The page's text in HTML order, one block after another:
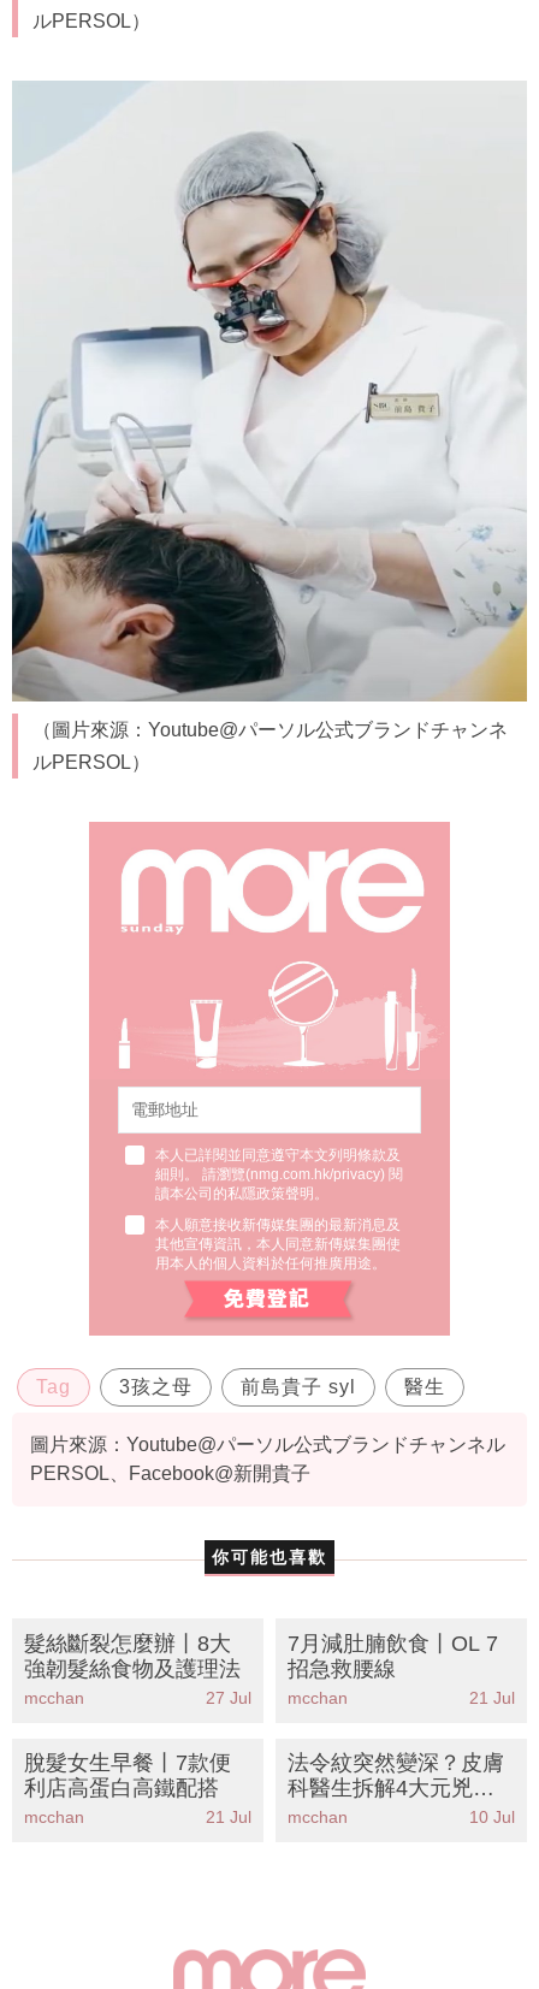
ルPERSOL）
（圖片來源：Youtube@パーソル公式ブランドチャンネ
ルPERSOL）
本人已詳閱並同意遵守本文列明條款及
細則。 請瀏覽(nmg.com.hk/privacy) 閱
讀本公司的私隱政策聲明。
本人願意接收新傳媒集團的最新消息及
其他宣傳資訊，本人同意新傳媒集團使
用本人的個人資料於任何推廣用途。
Tag 3孩之母 前島貴子 syl 醫生
圖片來源：Youtube@パーソル公式ブランドチャンネル
PERSOL、Facebook@新開貴子
你可能也喜歡
髮絲斷裂怎麼辦丨8大
強韌髮絲食物及護理法
mcchan 27 Jul
7月減肚腩飲食丨OL 7
招急救腰線
mcchan 21 Jul
脫髮女生早餐丨7款便
利店高蛋白高鐵配搭
mcchan 21 Jul
法令紋突然變深？皮膚
科醫生拆解4大元兇丨
公開8大逆齡成分＋按
mcchan 10 Jul